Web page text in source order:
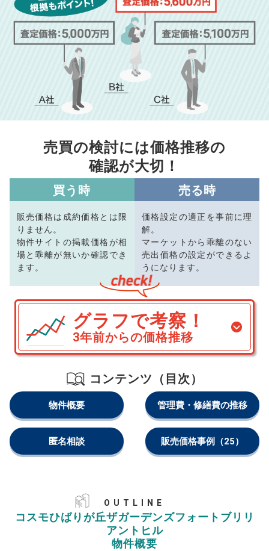
売買の検討には価格推移の
確認が大切！
買う時
販売価格は成約価格とは限
りません。
物件サイトの掲載価格が相
場と乖離が無いか確認でき
ます。
売る時
価格設定の適正を事前に理
解。
マーケットから乖離のない
売出価格の設定ができるよ
うになります。
グラフで考察！
3年前からの価格推移
コンテンツ（目次）
物件概要 管理費・修繕費の推移
匿名相談 販売価格事例 （25）
OUTLINE
コスモひばりが丘ザガーデンズフォートブリリ
アントヒル
物件概要